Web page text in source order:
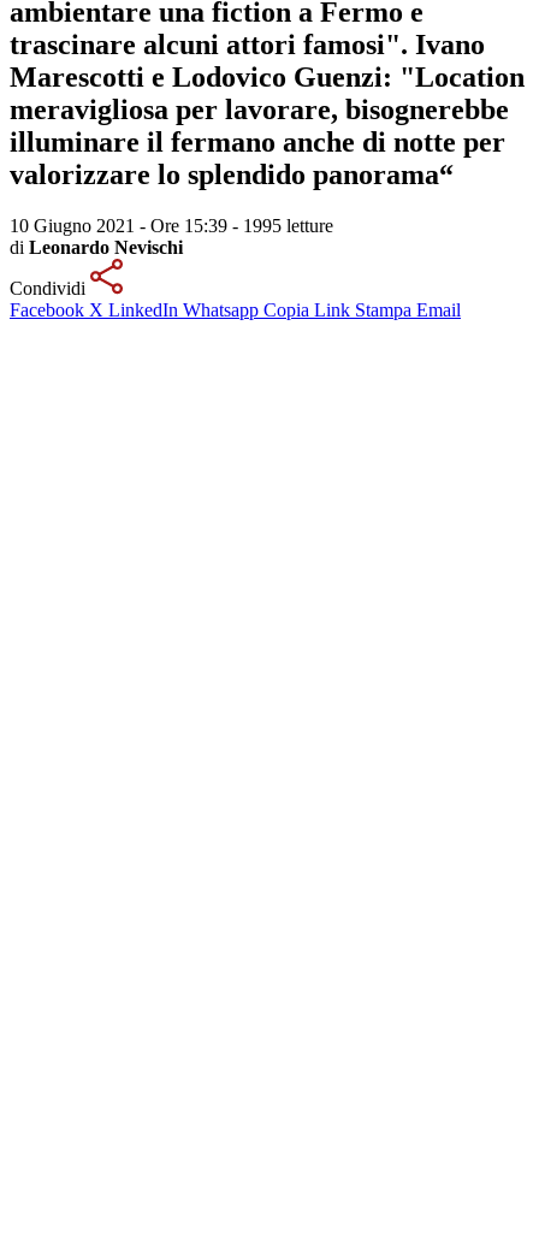
ambientare una fiction a Fermo e
trascinare alcuni attori famosi". Ivano
Marescotti e Lodovico Guenzi: "Location
meravigliosa per lavorare, bisognerebbe
illuminare il fermano anche di notte per
valorizzare lo splendido panorama“
10 Giugno 2021 - Ore 15:39 - 1995 letture
di Leonardo Nevischi
Condividi
Facebook X LinkedIn Whatsapp Copia Link Stampa Email